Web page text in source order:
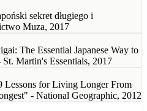
sekret długiego i
Muza, 2017
The Essential Japanese Way to
Martin's Essentials, 2017
Lessons for Living Longer From
- National Geographic, 2012